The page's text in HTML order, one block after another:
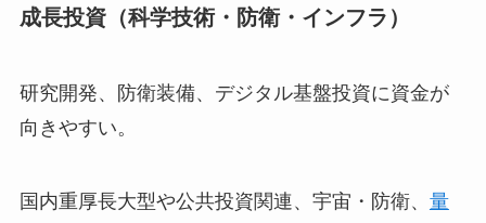
成長投資（科学技術・防衛・インフラ）
研究開発、防衛装備、デジタル基盤投資に資金が
向きやすい。
国内重厚長大型や公共投資関連、宇宙・防衛、 量